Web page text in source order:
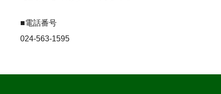
■電話番号
024-563-1595